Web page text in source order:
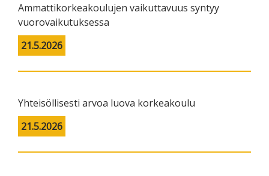
Ammattikorkeakoulujen vaikuttavuus syntyy
vuorovaikutuksessa
21.5.2026
Yhteisöllisesti arvoa luova korkeakoulu
21.5.2026